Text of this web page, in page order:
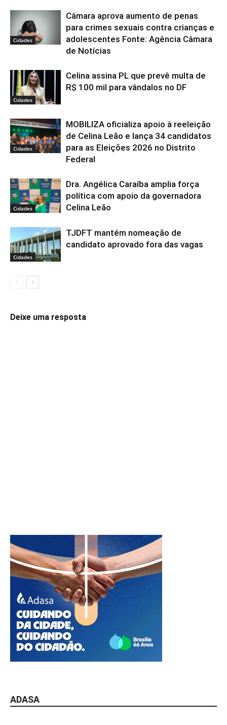
Cidades
Câmara aprova aumento de penas
para crimes sexuais contra crianças e
adolescentes Fonte: Agência Câmara
de Notícias
Cidades
Celina assina PL que prevê multa de
R$ 100 mil para vândalos no DF
Cidades
MOBILIZA oficializa apoio à reeleição
de Celina Leão e lança 34 candidatos
para as Eleições 2026 no Distrito
Federal
Cidades
Dra. Angélica Caraíba amplia força
política com apoio da governadora
Celina Leão
Cidades
TJDFT mantém nomeação de
candidato aprovado fora das vagas
Deixe uma resposta
ADASA